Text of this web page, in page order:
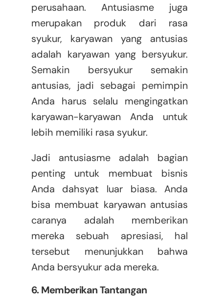
perusahaan. Antusiasme juga
merupakan produk dari rasa
syukur, karyawan yang antusias
adalah karyawan yang bersyukur.
Semakin bersyukur semakin
antusias, jadi sebagai pemimpin
Anda harus selalu mengingatkan
karyawan-karyawan Anda untuk
lebih memiliki rasa syukur.
Jadi antusiasme adalah bagian
penting untuk membuat bisnis
Anda dahsyat luar biasa. Anda
bisa membuat karyawan antusias
caranya adalah memberikan
mereka sebuah apresiasi, hal
tersebut menunjukkan bahwa
Anda bersyukur ada mereka.
6. Memberikan Tantangan